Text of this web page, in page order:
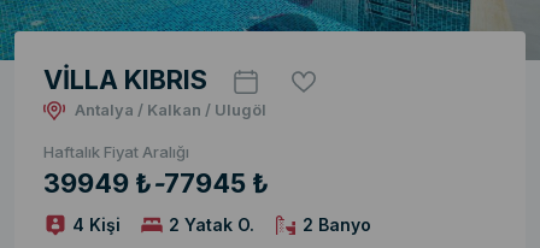
VİLLA KIBRIS
Antalya / Kalkan / Ulugöl
Haftalık Fiyat Aralığı
39949 ₺-77945 ₺
4 Kişi 2 Yatak O.
2 Banyo